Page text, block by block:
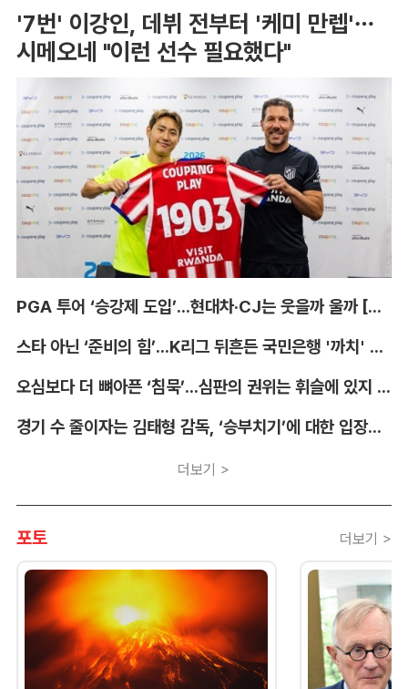
'7번' 이강인, 데뷔 전부터 '케미 만렙'…
시메오네 "이런 선수 필요했다"
PGA 투어 ‘승강제 도입’...현대차·CJ는 웃을까 울까 [박호윤의 IN&OUT]
스타 아닌 ‘준비의 힘’...K리그 뒤흔든 국민은행 '까치' 사단 [이영규의 비욘더매치]
오심보다 더 뼈아픈 ‘침묵’...심판의 권위는 휘슬에 있지 않다 [박순규의 창]
경기 수 줄이자는 김태형 감독, ‘승부치기’에 대한 입장부터 밝혀야 [김대호의 야구생각]
더보기 >
포토 더보기 >